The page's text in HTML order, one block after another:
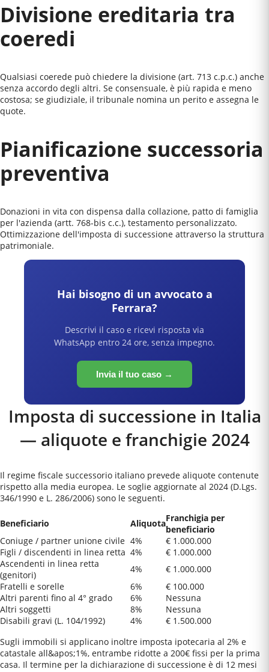
Divisione ereditaria tra
coeredi
Qualsiasi coerede può chiedere la divisione (art. 713 c.p.c.) anche
senza accordo degli altri. Se consensuale, è più rapida e meno
costosa; se giudiziale, il tribunale nomina un perito e assegna le
quote.
Pianificazione successoria
preventiva
Donazioni in vita con dispensa dalla collazione, patto di famiglia
per l'azienda (artt. 768-bis c.c.), testamento personalizzato.
Ottimizzazione dell'imposta di successione attraverso la struttura
patrimoniale.
Hai bisogno di un avvocato a
Ferrara?
Descrivi il caso e ricevi risposta via
WhatsApp entro 24 ore, senza impegno.
Invia il tuo caso →
Imposta di successione in Italia
— aliquote e franchigie 2024
Il regime fiscale successorio italiano prevede aliquote contenute
rispetto alla media europea. Le soglie aggiornate al 2024 (D.Lgs.
346/1990 e L. 286/2006) sono le seguenti.
Beneficiario AliquotaFranchigia per
beneficiario
Coniuge / partner unione civile 4%
€ 1.000.000
Figli / discendenti in linea retta 4%
€ 1.000.000
Ascendenti in linea retta
(genitori)
4%
€ 1.000.000
Fratelli e sorelle
6%
€ 100.000
Altri parenti fino al 4° grado
6%
Nessuna
Altri soggetti
8%
Nessuna
Disabili gravi (L. 104/1992)
4%
€ 1.500.000
Sugli immobili si applicano inoltre imposta ipotecaria al 2% e
catastale all&apos;1%, entrambe ridotte a 200€ fissi per la prima
casa. Il termine per la dichiarazione di successione è di 12 mesi